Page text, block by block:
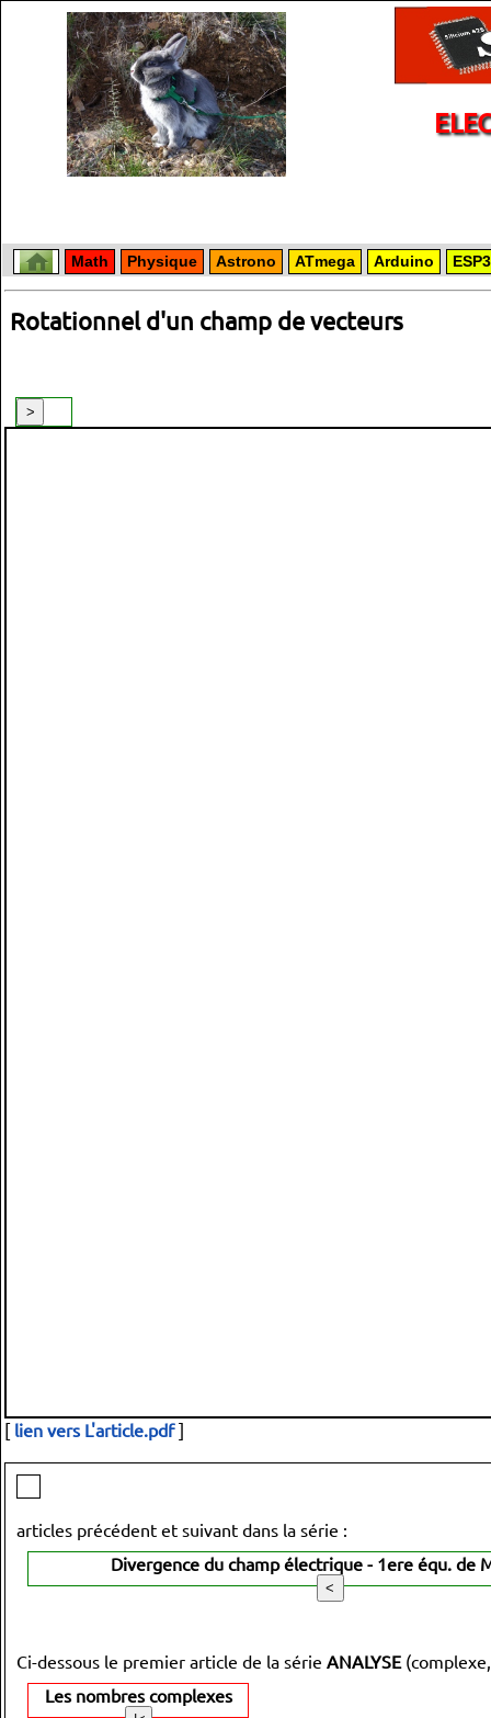
Math Physique Astrono ATmega Arduino
Rotationnel d'un champ de vecteurs
[ lien vers L'article.pdf]
articles précédent et suivant dans la série :
Divergence du champ électrique - 1ere équ. de
Ci-dessous le premier article de la série ANALYSE
Les nombres complexes